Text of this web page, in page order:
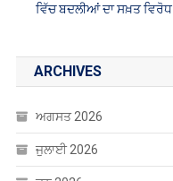
ਵਿੱਚ ਬਦਲੀਆਂ ਦਾ ਸਖ਼ਤ ਵਿਰੋਧ
ARCHIVES
ਅਗਸਤ 2026
ਜੁਲਾਈ 2026